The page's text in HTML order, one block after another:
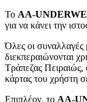
Το AA-
για να κάνει την
Όλες οι συναλλαγές
διεκπεραιώνονται
Τράπεζας Πειραιώς,
κάρτας του χρήστη
Επιπλέον, το AA-